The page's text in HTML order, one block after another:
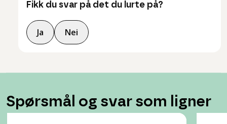
Fikk du svar på det du lurte på?
Ja Nei
Spørsmål og svar som ligner